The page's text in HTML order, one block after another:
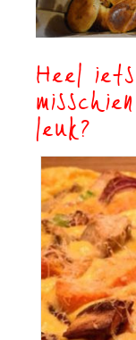
Heel
leuk?